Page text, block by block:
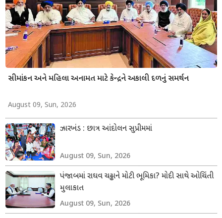
સીમાંકન અને મહિલા અનામત માટે કેન્દ્રને અકાલી દળનું સમર્થન
August 09, Sun, 2026
ઝારખંડ : છાત્ર આંદોલન સુપ્રીમમાં
August 09, Sun, 2026
પંજાબમાં રાઘવ ચઢ્ઢાને મોટી ભૂમિકા? મોદી સાથે ઓચિંતી
મુલાકાત
August 09, Sun, 2026